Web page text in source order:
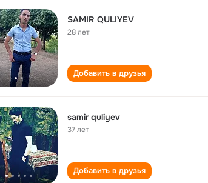
SAMIR QULIYEV
28 лет
Добавить в друзья
samir quliyev
37 лет
Добавить в друзья